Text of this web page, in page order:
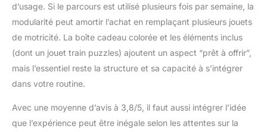
d’usage. Si le parcours est utilisé plusieurs fois par semaine, la
modularité peut amortir l’achat en remplaçant plusieurs jouets
de motricité. La boîte cadeau colorée et les éléments inclus
(dont un jouet train puzzles) ajoutent un aspect “prêt à offrir”,
mais l’essentiel reste la structure et sa capacité à s’intégrer
dans votre routine.
Avec une moyenne d’avis à 3,8/5, il faut aussi intégrer l’idée
que l’expérience peut être inégale selon les attentes sur la